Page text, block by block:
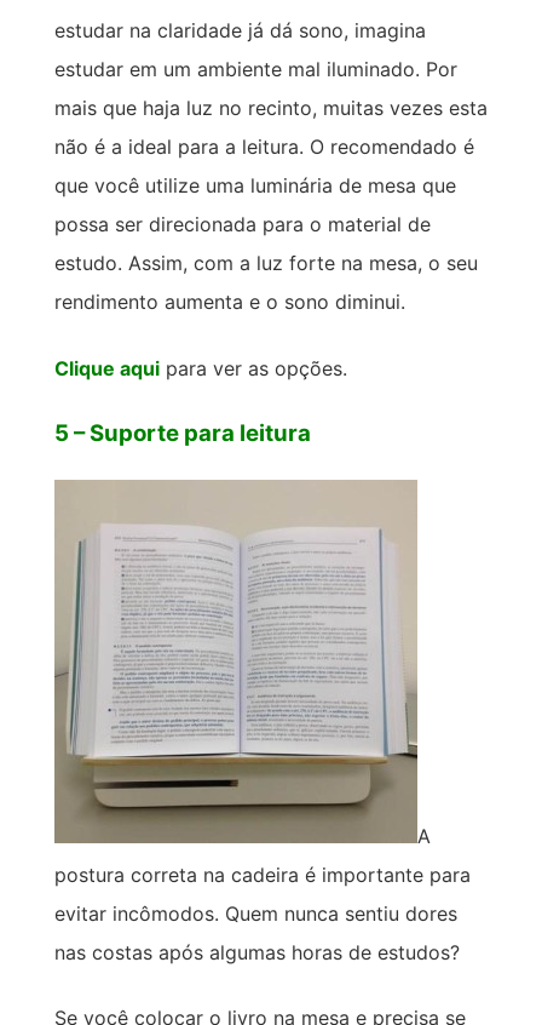
estudar na claridade já dá sono, imagina
estudar em um ambiente mal iluminado. Por
mais que haja luz no recinto, muitas vezes esta
não é a ideal para a leitura. O recomendado é
que você utilize uma luminária de mesa que
possa ser direcionada para o material de
estudo. Assim, com a luz forte na mesa, o seu
rendimento aumenta e o sono diminui.
Clique aquipara ver as opções.
5 – Suporte para leitura
A
postura correta na cadeira é importante para
evitar incômodos. Quem nunca sentiu dores
nas costas após algumas horas de estudos?
Se você colocar o livro na mesa e precisa se